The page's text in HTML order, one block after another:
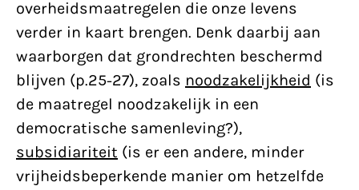
overheidsmaatregelen die onze levens
verder in kaart brengen. Denk daarbij aan
waarborgen dat grondrechten beschermd
blijven (p.25-27), zoals noodzakelijkheid (is
de maatregel noodzakelijk in een
democratische samenleving?),
subsidiariteit (is er een andere, minder
vrijheidsbeperkende manier om hetzelfde